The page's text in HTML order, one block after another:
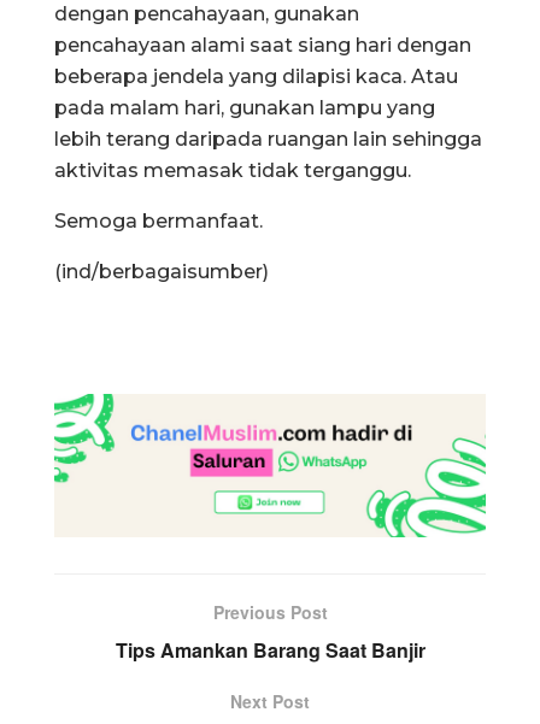
dengan pencahayaan, gunakan
pencahayaan alami saat siang hari dengan
beberapa jendela yang dilapisi kaca. Atau
pada malam hari, gunakan lampu yang
lebih terang daripada ruangan lain sehingga
aktivitas memasak tidak terganggu.
Semoga bermanfaat.
(ind/berbagaisumber)
Previous Post
Tips Amankan Barang Saat Banjir
Next Post